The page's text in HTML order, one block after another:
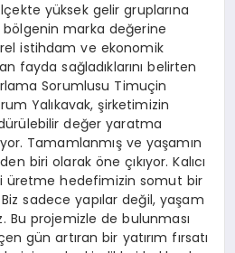
yüksek gelir gruplarına
marka değerine
istihdam ve ekonomik
fayda sağladıklarını belirten
Sorumlusu Timuçin
Yalıkavak, şirketimizin
değer yaratma
Tamamlanmış ve yaşamın
biri olarak öne çıkıyor. Kalıcı
üretme hedefimizin somut bir
sadece yapılar değil, yaşam
Bu projemizle de bulunması
gün artıran bir yatırım fırsatı